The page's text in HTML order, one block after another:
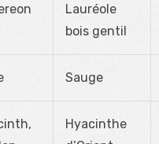
Lauréole
bois gentil
Sauge
Hyacinthe